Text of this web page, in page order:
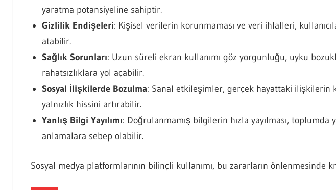
yaratma potansiyeline sahiptir.
Gizlilik Endişeleri: Kişisel verilerin korunmaması ve veri ihlalleri,
atabilir.
Sağlık Sorunları: Uzun süreli ekran kullanımı göz yorgunluğu, uyku
rahatsızlıklara yol açabilir.
Sosyal İlişkilerde Bozulma: Sanal etkileşimler, gerçek hayattaki ilişkilerin
yalnızlık hissini artırabilir.
Yanlış Bilgi Yayılımı: Doğrulanmamış bilgilerin hızla yayılması, toplumda
anlamalara sebep olabilir.
Sosyal medya platformlarının bilinçli kullanımı, bu zararların önlenmesinde